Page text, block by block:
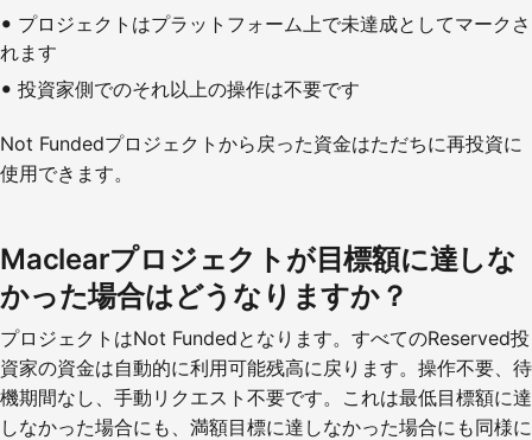
プロジェクトはプラットフォーム上で未達成としてマークさ
れます
投資家側でのそれ以上の操作は不要です
Not Fundedプロジェクトから戻った資金はただちに再投資に
使用できます。
Maclearプロジェクトが目標額に達しな
かった場合はどうなりますか？
プロジェクトはNot Fundedとなります。すべてのReserved投
資家の資金は自動的に利用可能残高に戻ります。操作不要、待
機期間なし、手動リクエスト不要です。これは最低目標額に達
しなかった場合にも、満額目標に達しなかった場合にも同様に